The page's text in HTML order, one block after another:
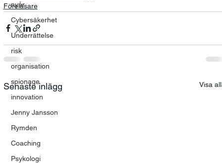
nyår
Cybersäkerhet
Underrättelse
risk
organisation
spionage
innovation
Jenny Jansson
Rymden
Coaching
Psykologi
Föreläsare
Senaste inlägg Visa